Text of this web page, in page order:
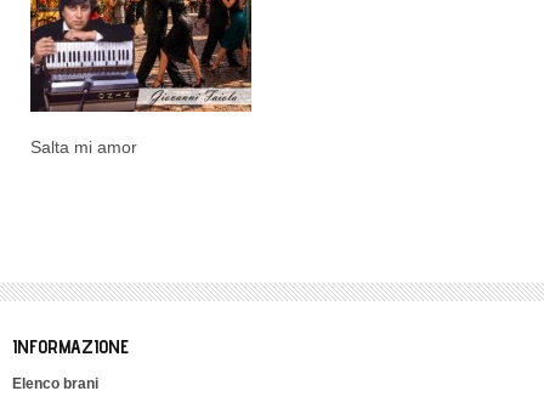
Salta mi amor
INFORMAZIONE
Elenco brani